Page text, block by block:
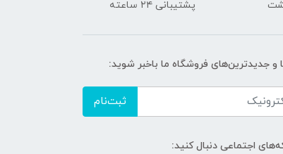
پشتیبانی ۲۴ ساعته
و جدیدترین‌های فروشگاه ما باخبر شوید:
ثبت‌نام
اجتماعی دنبال کنید: